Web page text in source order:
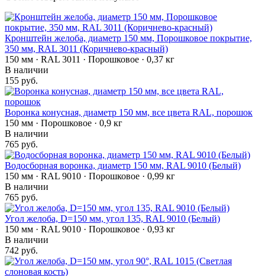
Кронштейн желоба, диаметр 150 мм, Порошковое покрытие,
350 мм, RAL 3011 (Коричнево-красный)
150 мм · RAL 3011 · Порошковое · 0,37 кг
В наличии
155 руб.
Воронка конусная, диаметр 150 мм, все цвета RAL, порошок
150 мм · Порошковое · 0,9 кг
В наличии
765 руб.
Водосборная воронка, диаметр 150 мм, RAL 9010 (Белый)
150 мм · RAL 9010 · Порошковое · 0,99 кг
В наличии
765 руб.
Угол желоба, D=150 мм, угол 135, RAL 9010 (Белый)
150 мм · RAL 9010 · Порошковое · 0,93 кг
В наличии
742 руб.